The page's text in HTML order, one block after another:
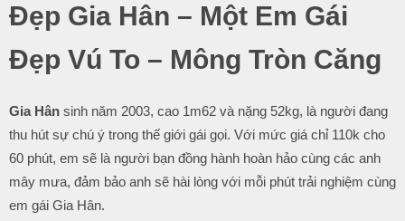
Đẹp Gia Hân – Một Em Gái
Đẹp Vú To – Mông Tròn Căng
Gia Hân sinh năm 2003, cao 1m62 và nặng 52kg, là người đang
thu hút sự chú ý trong thế giới gái gọi. Với mức giá chỉ 110k cho
60 phút, em sẽ là người bạn đồng hành hoàn hảo cùng các anh
mây mưa, đảm bảo anh sẽ hài lòng với mỗi phút trải nghiệm cùng
em gái Gia Hân.